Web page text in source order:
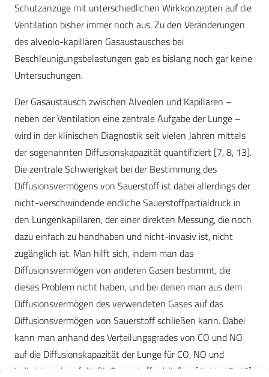
Schutzanzüge mit unterschiedlichen Wirkkonzepten auf die
Ventilation bisher immer noch aus. Zu den Veränderungen
des alveolo-kapillären Gasaustausches bei
Beschleunigungsbelastungen gab es bislang noch gar keine
Untersuchungen.
Der Gasaustausch zwischen Alveolen und Kapillaren –
neben der Ventilation eine zentrale Aufgabe der Lunge –
wird in der klinischen Diagnostik seit vielen Jahren mittels
der sogenannten Diffusionskapazität quantifiziert [7, 8, 13].
Die zentrale Schwierigkeit bei der Bestimmung des
Diffusionsvermögens von Sauerstoff ist dabei allerdings der
nicht-verschwindende endliche Sauerstoffpartialdruck in
den Lungenkapillaren, der einer direkten Messung, die noch
dazu einfach zu handhaben und nicht-invasiv ist, nicht
zugänglich ist. Man hilft sich, indem man das
Diffusionsvermögen von anderen Gasen bestimmt, die
dieses Problem nicht haben, und bei denen man aus dem
Diffusionsvermögen des verwendeten Gases auf das
Diffusionsvermögen von Sauerstoff schließen kann. Dabei
kann man anhand des Verteilungsgrades von CO und NO
auf die Diffusionskapazität der Lunge für CO, NO und
indirekt auch auf die für Sauerstoff schließen [1, 14, 15, 16].